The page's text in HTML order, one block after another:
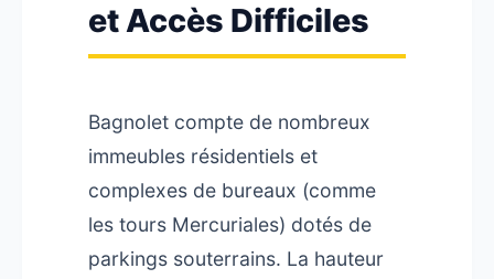
et Accès Difficiles
Bagnolet compte de nombreux
immeubles résidentiels et
complexes de bureaux (comme
les tours Mercuriales) dotés de
parkings souterrains. La hauteur